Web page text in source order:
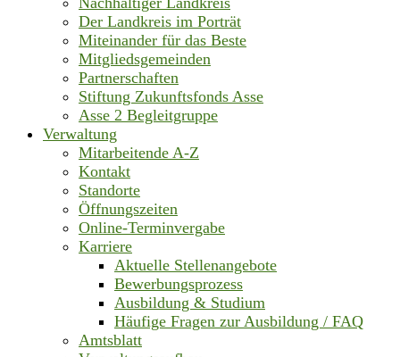
Der Landkreis im Porträt
Miteinander für das Beste
Mitgliedsgemeinden
Partnerschaften
Stiftung Zukunftsfonds Asse
Asse 2 Begleitgruppe
Verwaltung
Mitarbeitende A-Z
Kontakt
Standorte
Öffnungszeiten
Online-Terminvergabe
Karriere
Aktuelle Stellenangebote
Bewerbungsprozess
Ausbildung & Studium
Häufige Fragen zur Ausbildung / FAQ
Amtsblatt